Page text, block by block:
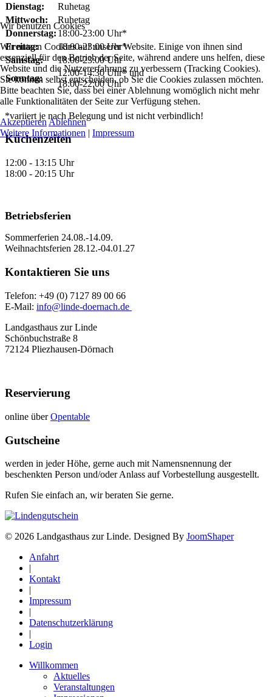
Dienstag:
Ruhetag
Mittwoch:
Ruhetag
Donnerstag: 18:00-23:00 Uhr*
Freitag:
18:00-23:00 Uhr*
Samstag:
18:00-23:00 Uhr
Sonntag:
12:00-14:30 Uhr* und
18:00-22:00 Uhr
*variiert je nach Belegung und ist nicht verbindlich!
Küchenzeiten
12:00 - 13:15 Uhr
18:00 - 20:15 Uhr
Betriebsferien
Sommerferien 24.08.-14.09.
Weihnachtsferien 28.12.-04.01.27
Kontaktieren Sie uns
Telefon: +49 (0) 7127 89 00 66
E-Mail: info@linde-doernach.de
Landgasthaus zur Linde
Schönbuchstraße 8
72124 Pliezhausen-Dörnach
Reservierung
online überOpentable
Gutscheine
werden in jeder Höhe, gerne auch mit Namensnennung der
beschenkten Person und/oder Anlass auf Vorbestellung ausgestellt.
Rufen Sie einfach an, wir beraten Sie gerne.
© 2026 Landgasthaus zur Linde. Designed By JoomShaper
Anfahrt
|
Kontakt
|
Impressum
|
Datenschutzerklärung
|
Login
Willkommen
Aktuelles
Veranstaltungen
Wir benutzen Cookies
Wir nutzen Cookies auf unserer Website. Einige von ihnen sind
essenziell für den Betrieb der Seite, während andere uns helfen, diese
Website und die Nutzererfahrung zu verbessern (Tracking Cookies).
Sie können selbst entscheiden, ob Sie die Cookies zulassen möchten.
Bitte beachten Sie, dass bei einer Ablehnung womöglich nicht mehr
alle Funktionalitäten der Seite zur Verfügung stehen.
Akzeptieren Ablehnen
Weitere Informationen | Impressum